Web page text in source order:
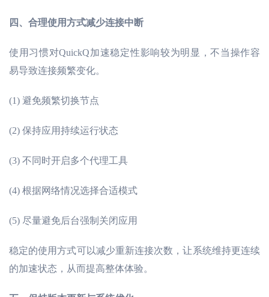
四、 合理使用方式减少连接中断
使用习惯对QuickQ加速稳定性影响较为明显，不当操作容
易导致连接频繁变化。
(1) 避免频繁切换节点
(2) 保持应用持续运行状态
(3) 不同时开启多个代理工具
(4) 根据网络情况选择合适模式
(5) 尽量避免后台强制关闭应用
稳定的使用方式可以减少重新连接次数，让系统维持更连续
的加速状态，从而提高整体体验。